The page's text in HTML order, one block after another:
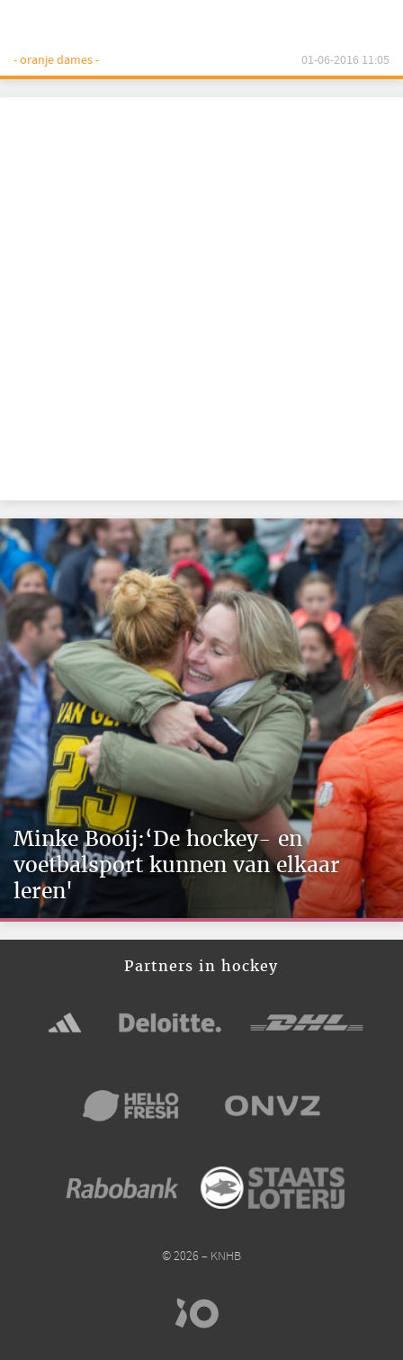
- oranje dames - 01-06-2016 11:05
Minke Booij:‘De hockey- en
voetbalsport kunnen van elkaar
leren'
Partners in hockey
© 2026 – KNHB